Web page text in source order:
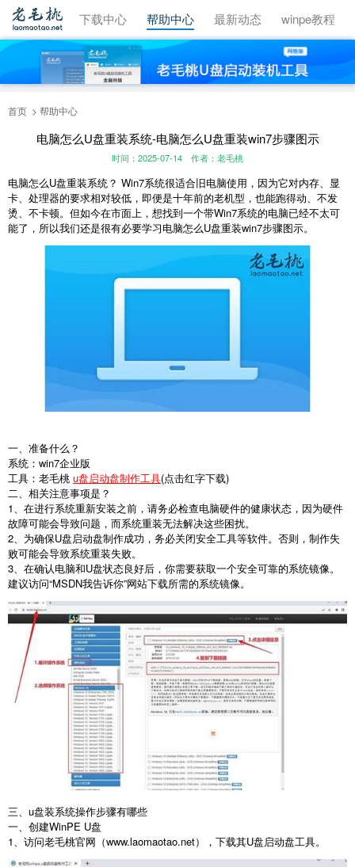
视频教程 下载中心 帮助中心 最新动态 winpe教程
首页 帮助中心
电脑怎么U盘重装系统-电脑怎么U盘重装win7步骤图示
时间：2025-07-14 作者：老毛桃
电脑怎么U盘重装系统？ Win7系统很适合旧电脑使用，因为它对内存、显
卡、处理器的要求相对较低，即便是十年前的老机型，也能跑得动、不发
烫、不卡顿。但如今在市面上，想找到一个带Win7系统的电脑已经不太可
能了，所以我们还是很有必要学习电脑怎么U盘重装win7步骤图示。
一、准备什么？
系统：win7企业版
工具：老毛桃 u盘启动盘制作工具(点击红字下载)
二、相关注意事项是？
1、在进行系统重新安装之前，请务必检查电脑硬件的健康状态，因为硬件
故障可能会导致问题，而系统重装无法解决这些困扰。
2、为确保U盘启动盘制作成功，务必关闭安全工具等软件。否则，制作失
败可能会导致系统重装失败。
3、在确认电脑和U盘状态良好后，你需要获取一个安全可靠的系统镜像。
建议访问“MSDN我告诉你”网站下载所需的系统镜像。
三、u盘装系统操作步骤有哪些
一、创建WinPE U盘
1、访问老毛桃官网（www.laomaotao.net），下载其U盘启动盘工具。